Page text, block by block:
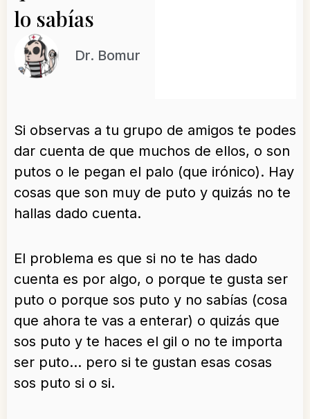
lo sabías
Dr. Bomur
Si observas a tu grupo de amigos te podes
dar cuenta de que muchos de ellos, o son
putos o le pegan el palo (que irónico). Hay
cosas que son muy de puto y quizás no te
hallas dado cuenta.
El problema es que si no te has dado
cuenta es por algo, o porque te gusta ser
puto o porque sos puto y no sabías (cosa
que ahora te vas a enterar) o quizás que
sos puto y te haces el gil o no te importa
ser puto… pero si te gustan esas cosas
sos puto si o si.